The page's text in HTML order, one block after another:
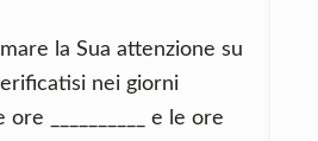
la Sua attenzione su
nei giorni
ore __________ e le ore